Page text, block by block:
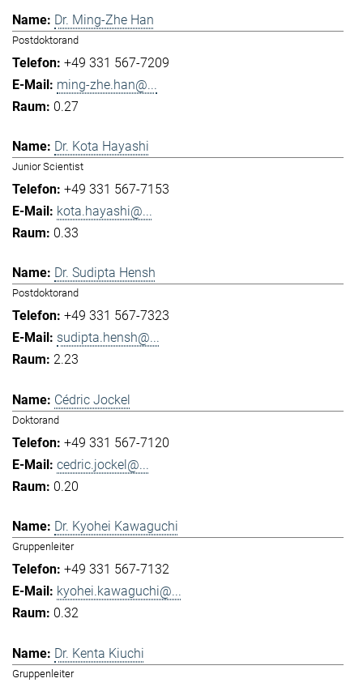
Dr. Ming-Zhe Han
Postdoktorand
+49 331 567-7209
ming-zhe.han@...
0.27
Dr. Kota Hayashi
Junior Scientist
+49 331 567-7153
kota.hayashi@...
0.33
Dr. Sudipta Hensh
Postdoktorand
+49 331 567-7323
sudipta.hensh@...
2.23
Cédric Jockel
Doktorand
+49 331 567-7120
cedric.jockel@...
0.20
Dr. Kyohei Kawaguchi
Gruppenleiter
+49 331 567-7132
kyohei.kawaguchi@...
0.32
Dr. Kenta Kiuchi
Gruppenleiter